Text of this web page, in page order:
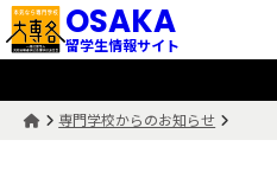
OSAKA
留学生情報サイト
専門学校からのお知らせ